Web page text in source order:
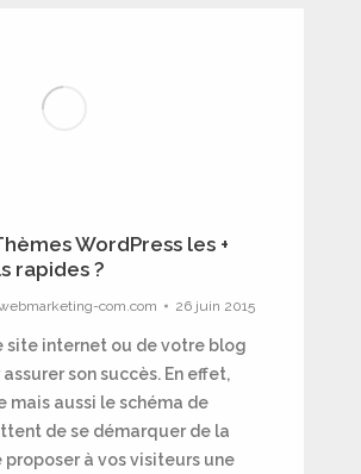
WordPress les +
rapides ?
com.com 26 juin 2015
site internet ou de votre blog
son succès. En effet,
mais aussi le schéma de
de se démarquer de la
à vos visiteurs une